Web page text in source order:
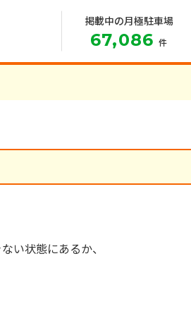
掲載中の月極駐車場
67,086 件
い状態にあるか、